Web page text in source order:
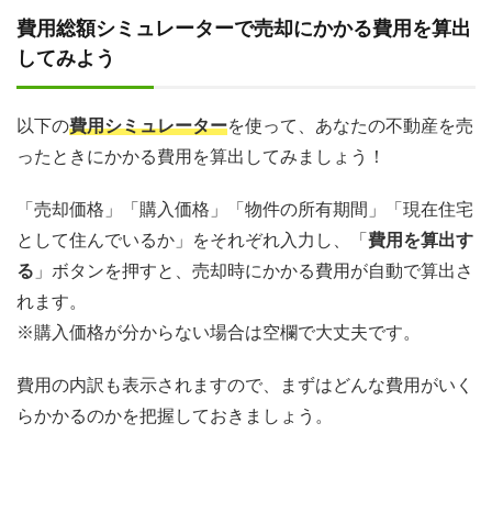
費用総額シミュレーターで売却にかかる費用を算出
してみよう
以下の費用シミュレーターを使って、あなたの不動産を売
ったときにかかる費用を算出してみましょう！
「売却価格」「購入価格」「物件の所有期間」「現在住宅
として住んでいるか」をそれぞれ入力し、「 費用を算出す
る 」ボタンを押すと、売却時にかかる費用が自動で算出さ
れます。
※購入価格が分からない場合は空欄で大丈夫です。
費用の内訳も表示されますので、まずはどんな費用がいく
らかかるのかを把握しておきましょう。